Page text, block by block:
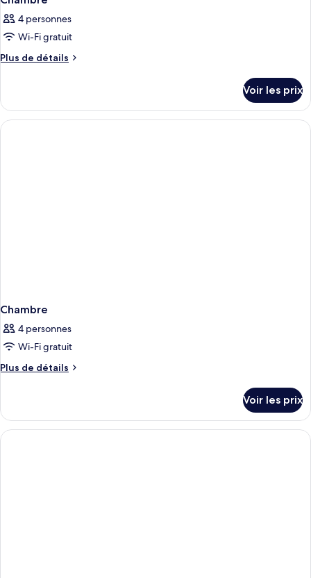
4 personnes
Wi-Fi gratuit
Plus de détails
Plus
le
type
de
Voir les prix
Chambre
4 personnes
Wi-Fi gratuit
Plus de détails
Plus
le
type
de
Voir les prix